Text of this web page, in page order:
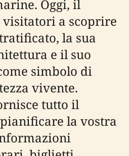
Oggi, il
a scoprire
la sua
e il suo
simbolo di
vivente.
tutto il
la vostra